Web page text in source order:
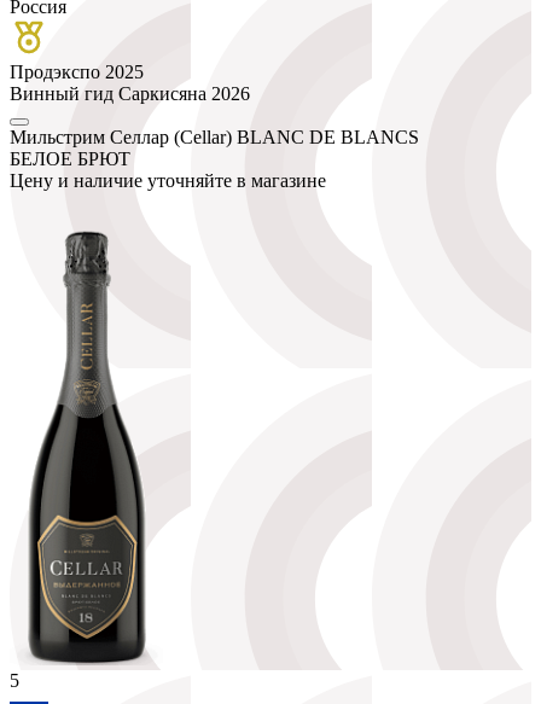
Россия
Продэкспо 2025
Винный гид Саркисяна 2026
Мильстрим Селлар (Cellar) BLANC DE BLANCS
БЕЛОЕ БРЮТ
Цену и наличие уточняйте в магазине
5